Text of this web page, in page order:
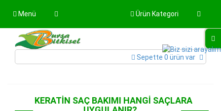
Menü Ürün Kategori
Sepette 0 ürün var
KERATIN SAÇ BAKIMI HANGI SAÇLARA